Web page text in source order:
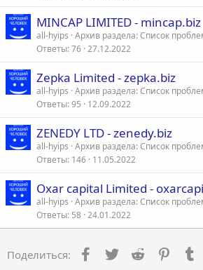
MINCAP LIMITED - mincap.biz
all-hyips Архив раздела: Список
Ответы 76 27.12.2022
Zepka Limited - zepka.biz
all-hyips Архив раздела: Список
Ответы 95 12.09.2022
ZENEDY LTD - zenedy.biz
all-hyips Архив раздела: Список
Ответы 146 11.05.2022
Oxar capital Limited -
all-hyips Архив раздела: Список
Ответы 58 24.01.2022
Поделиться: Facebook
Twitter Reddit